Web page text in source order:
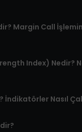
Margin Call
Index) Nedir?
Nasıl